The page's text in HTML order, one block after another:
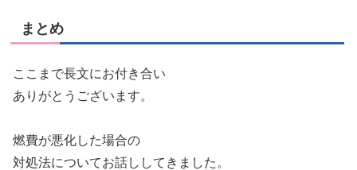
まとめ
ここまで長文にお付き合い
ありがとうございます。
燃費が悪化した場合の
対処法についてお話ししてきました。